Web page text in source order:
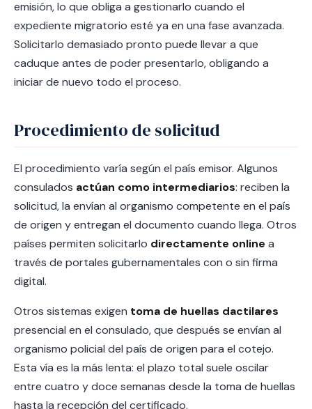
emisión, lo que obliga a gestionarlo cuando el
expediente migratorio esté ya en una fase avanzada.
Solicitarlo demasiado pronto puede llevar a que
caduque antes de poder presentarlo, obligando a
iniciar de nuevo todo el proceso.
Procedimiento de solicitud
El procedimiento varía según el país emisor. Algunos
consulados actúan como intermediarios: reciben la
solicitud, la envían al organismo competente en el país
de origen y entregan el documento cuando llega. Otros
países permiten solicitarlo directamente online a
través de portales gubernamentales con o sin firma
digital.
Otros sistemas exigen toma de huellas dactilares
presencial en el consulado, que después se envían al
organismo policial del país de origen para el cotejo.
Esta vía es la más lenta: el plazo total suele oscilar
entre cuatro y doce semanas desde la toma de huellas
hasta la recepción del certificado.